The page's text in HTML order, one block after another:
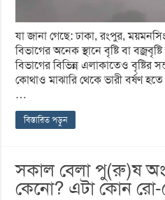
যা জানা গেছে: ঢাকা, রংপুর,
বিভাগের অনেক স্থানে বৃষ্টি বা
বিভাগের বিভিন্ন এলাকাতেও বৃষ্টির
কোথাও মাঝারি থেকে ভারী বর্ষণ
…
বিস্তারিত পড়ুন
সকাল বেলা পু(রু)ষ
কেনো? এটা কোন রো-